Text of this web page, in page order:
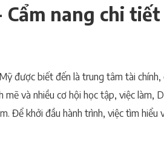
nang chi
được biết đến là trung tâm tài
và nhiều cơ hội học tập, việc làm,
Để khởi đầu hành trình, việc tìm hiểu